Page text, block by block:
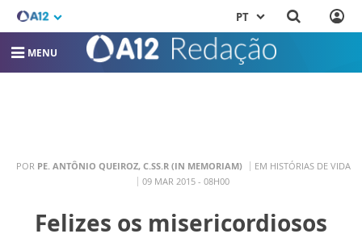
PT
MENU
POR PE. ANTÔNIO QUEIROZ, C.SS.R (IN MEMORIAM)
EM HISTÓRIAS DE VIDA
09 MAR 2015 - 08H00
Felizes os misericordiosos